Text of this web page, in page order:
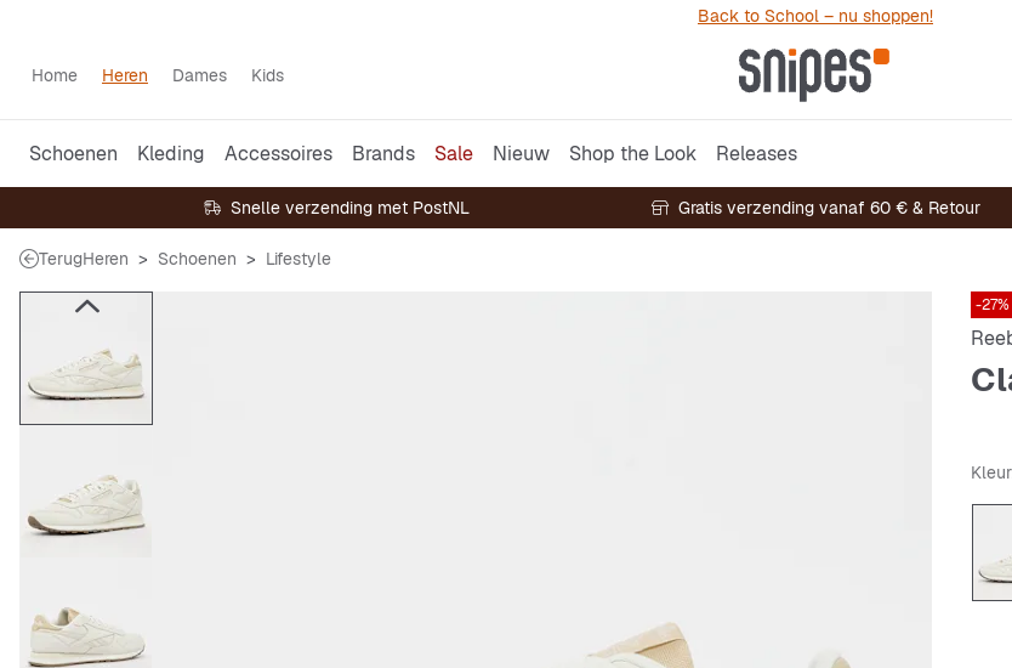
Back to School – nu shoppen!
Home Heren Dames Kids
Schoenen Kleding Accessoires Brands Sale Nieuw Shop the Look Releases
Snelle verzending met PostNL Gratis verzending vanaf 60 € & Retour
TerugHeren Schoenen Lifestyle
-27%
Kleur